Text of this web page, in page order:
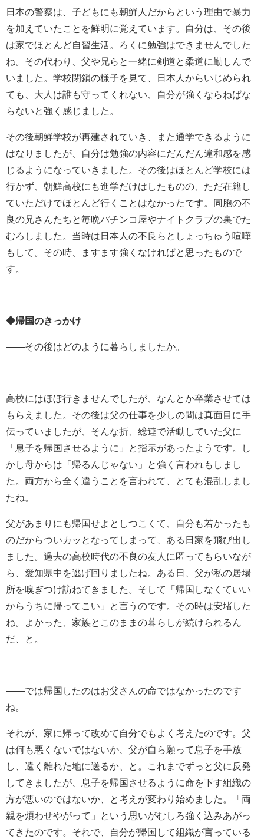
日本の警察は、子どもにも朝鮮人だからという理由で暴力
を加えていたことを鮮明に覚えています。自分は、その後
は家でほとんど自習生活。ろくに勉強はできませんでした
ね。その代わり、父や兄らと一緒に剣道と柔道に勤しんで
いました。学校閉鎖の様子を見て、日本人からいじめられ
ても、大人は誰も守ってくれない、自分が強くならねばな
らないと強く感じました。
その後朝鮮学校が再建されていき、また通学できるように
はなりましたが、自分は勉強の内容にだんだん違和感を感
じるようになっていきました。その後はほとんど学校には
行かず、朝鮮高校にも進学だけはしたものの、ただ在籍し
ていただけでほとんど行くことはなかったです。同胞の不
良の兄さんたちと毎晩パチンコ屋やナイトクラブの裏でた
むろしました。当時は日本人の不良らとしょっちゅう喧嘩
もして。その時、ますます強くなければと思ったもので
す。
◆帰国のきっかけ
――その後はどのように暮らしましたか。
高校にはほぼ行きませんでしたが、なんとか卒業させては
もらえました。その後は父の仕事を少しの間は真面目に手
伝っていましたが、そんな折、総連で活動していた父に
「息子を帰国させるように」と指示があったようです。し
かし母からは「帰るんじゃない」と強く言われもしまし
た。両方から全く違うことを言われて、とても混乱しまし
たね。
父があまりにも帰国せよとしつこくて、自分も若かったも
のだからついカッとなってしまって、ある日家を飛び出し
ました。過去の高校時代の不良の友人に匿ってもらいなが
ら、愛知県中を逃げ回りましたね。ある日、父が私の居場
所を嗅ぎつけ訪ねてきました。そして「帰国しなくていい
からうちに帰ってこい」と言うのです。その時は安堵した
ね。よかった、家族とこのままの暮らしが続けられるん
だ、と。
――では帰国したのはお父さんの命ではなかったのです
ね。
それが、家に帰って改めて自分でもよく考えたのです。父
は何も悪くないではないか、父が自ら願って息子を手放
し、遠く離れた地に送るか、と。これまでずっと父に反発
してきましたが、息子を帰国させるように命を下す組織の
方が悪いのではないか、と考えが変わり始めました。「両
親を煩わせやがって」という思いがむしろ強く込みあがっ
てきたのです。それで、自分が帰国して組織が言っている